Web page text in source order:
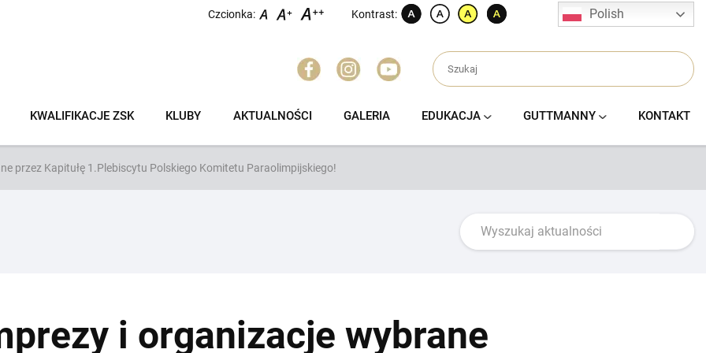
Czcionka: Kontrast: Polish
KWALIFIKACJE ZSK KLUBY AKTUALNOŚCI GALERIA EDUKACJA GUTTMANNY KONTAKT
przez Kapitułę 1.Plebiscytu Polskiego Komitetu Paraolimpijskiego!
i organizacje wybrane